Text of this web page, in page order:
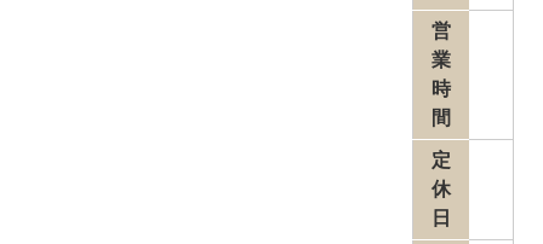
営
業
時
間
定
休
日